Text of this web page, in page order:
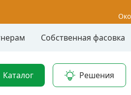
Собственная фасовка
Каталог Решения